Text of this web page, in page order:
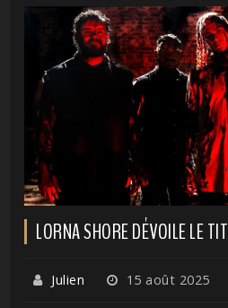
LORNA SHORE DÉVOILE LE
Julien 15 août 2025